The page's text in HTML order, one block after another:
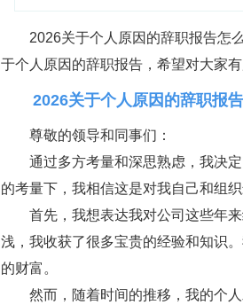
2026关于个人原因的辞职报告怎
于个人原因的辞职报告，希望对大家
2026关于个人原因的辞职报
尊敬的领导和同事们：
通过多方考量和深思熟虑，我决
的考量下，我相信这是对我自己和组织
首先，我想表达我对公司这些年
浅，我收获了很多宝贵的经验和知识
的财富。
然而，随着时间的推移，我的个